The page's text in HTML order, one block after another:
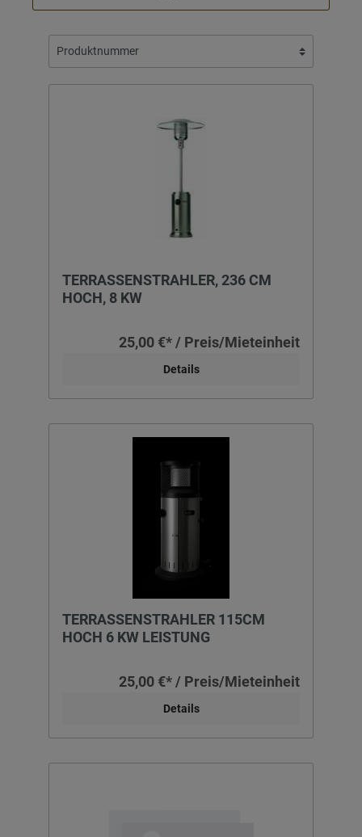
TERRASSENSTRAHLER, 236 CM
HOCH, 8 KW
25,00 €* / Preis/Mieteinheit
Details
TERRASSENSTRAHLER 115CM
HOCH 6 KW LEISTUNG
25,00 €* / Preis/Mieteinheit
Details